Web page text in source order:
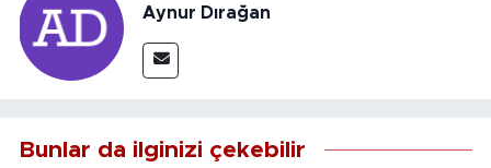
Aynur Dırağan
Bunlar da ilginizi çekebilir